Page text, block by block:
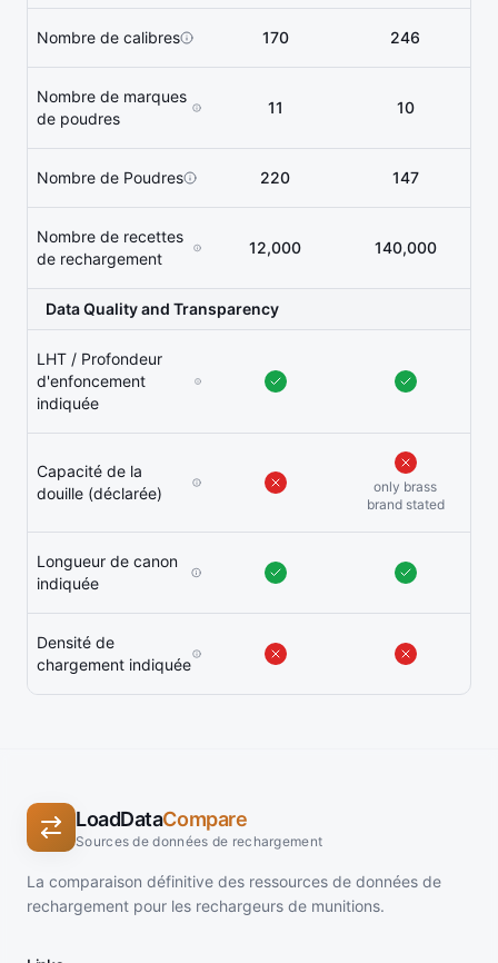
Nombre de calibres 170 246
Nombre de marques
de poudres
11 10
Nombre de Poudres 220 147
Nombre de recettes
de rechargement
12,000 140,000
Data Quality and Transparency
LHT / Profondeur
d'enfoncement
indiquée
Capacité de la
douille (déclarée)
only brass
brand stated
Longueur de canon
indiquée
Densité de
chargement indiquée
LoadDataCompare
Sources de données de rechargement
La comparaison définitive des ressources de données de
rechargement pour les rechargeurs de munitions.